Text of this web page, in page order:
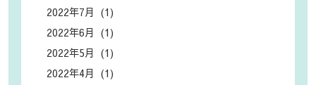
2022年7月 (1)
2022年6月 (1)
2022年5月 (1)
2022年4月 (1)